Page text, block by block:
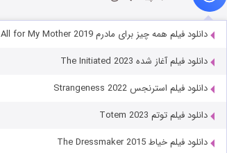
دانلود فیلم همه چیز برای مادرم All for My Mother 2019
دانلود فیلم آغاز شده The Initiated 2023
دانلود فیلم استرنجس Strangeness 2022
دانلود فیلم توتم Totem 2023
دانلود فیلم خیاط The Dressmaker 2015